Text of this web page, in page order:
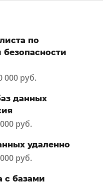
по
000 руб.
данных
руб.
удаленно
руб.
с базами